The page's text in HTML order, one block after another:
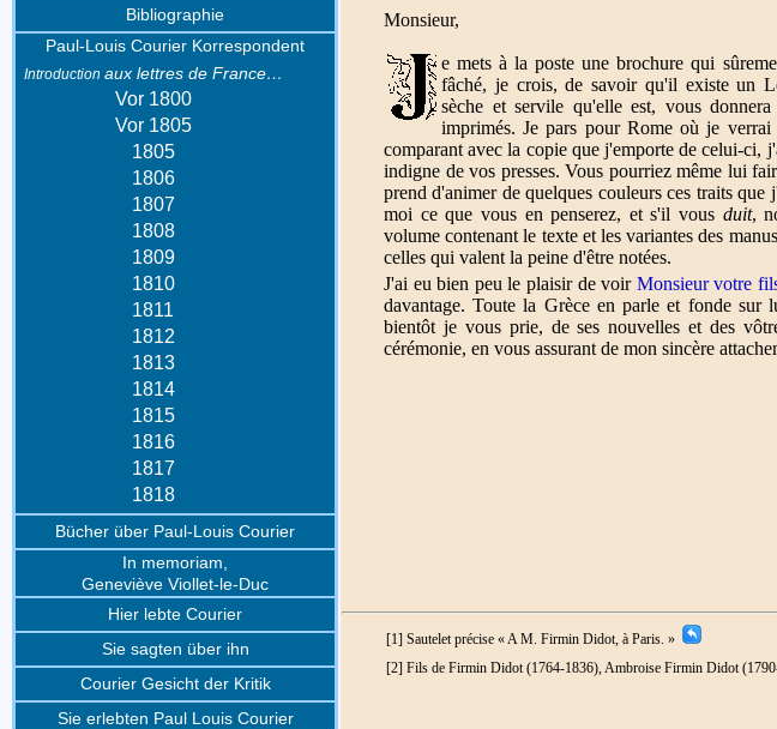
Bibliographie
Paul-Louis Courier Korrespondent
Introduction aux lettres de France…
Vor 1800
Vor 1805
1805
1806
1807
1808
1809
1810
1811
1812
1813
1814
1815
1816
1817
1818
Bücher über Paul-Louis Courier
In memoriam,
Geneviève Viollet-le-Duc
Hier lebte Courier
Sie sagten über ihn
Courier Gesicht der Kritik
Sie erlebten Paul Louis Courier
Monsieur,
e mets à la poste une brochure qui
fâché, je crois, de savoir qu'il existe un
sèche et servile qu'elle est, vous
imprimés. Je pars pour Rome où je
comparant avec la copie que j'emporte de celui-ci,
indigne de vos presses. Vous pourriez même lui
prend d'animer de quelques couleurs ces traits
moi ce que vous en penserez, et s'il vous duit,
volume contenant le texte et les variantes des
celles qui valent la peine d'être notées.
J'ai eu bien peu le plaisir de voir Monsieur votre
davantage. Toute la Grèce en parle et fonde sur
bientôt je vous prie, de ses nouvelles et des
cérémonie, en vous assurant de mon sincère
[1] Sautelet précise « A M. Firmin Didot, à Paris. »
[2] Fils de Firmin Didot (1764-1836), Ambroise Firmin Didot